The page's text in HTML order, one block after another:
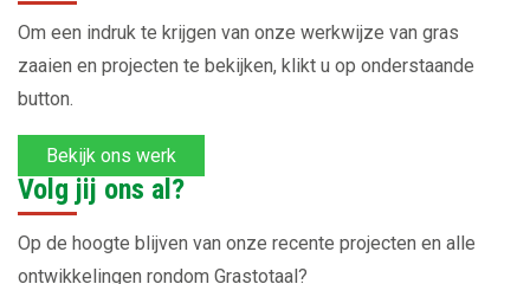
Om een indruk te krijgen van onze werkwijze van gras
zaaien en projecten te bekijken, klikt u op onderstaande
button.
Bekijk ons werk
Volg jij ons al?
Op de hoogte blijven van onze recente projecten en alle
ontwikkelingen rondom Grastotaal?